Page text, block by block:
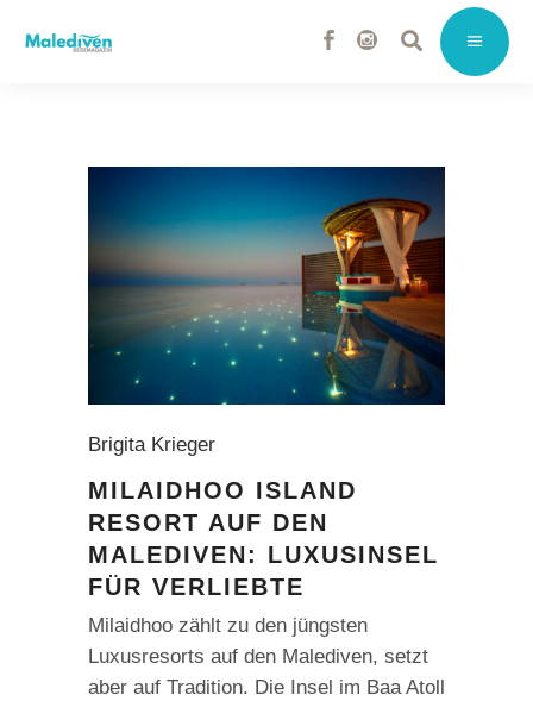
Brigita Krieger
MILAIDHOO ISLAND
RESORT AUF DEN
MALEDIVEN: LUXUSINSEL
FÜR VERLIEBTE
Milaidhoo zählt zu den jüngsten
Luxusresorts auf den Malediven, setzt
aber auf Tradition. Die Insel im Baa Atoll